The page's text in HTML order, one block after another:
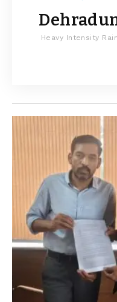
Heavy Intensity Rain